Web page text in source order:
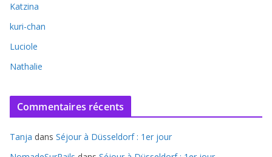
Katzina
kuri-chan
Luciole
Nathalie
Commentaires récents
Tanja dans Séjour à Düsseldorf : 1er jour